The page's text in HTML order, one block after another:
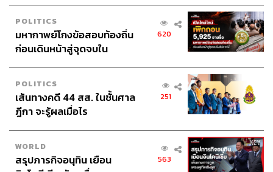
TAGS: readery หนังสือ
งานสัปดาห์หนังสือ
งานมหกรรมหนังสือ
Podcast
POLITICS
มหากาพย์โกงข้อสอบท้องถิ่น
ก่อนเดินหน้าสู่จุดจบใน
620
POLITICS
เส้นทางคดี 44 สส. ในชั้นศาล
ฎีกา จะรู้ผลเมื่อไร
251
WORLD
สรุปภารกิจอนุทิน เยือน
563